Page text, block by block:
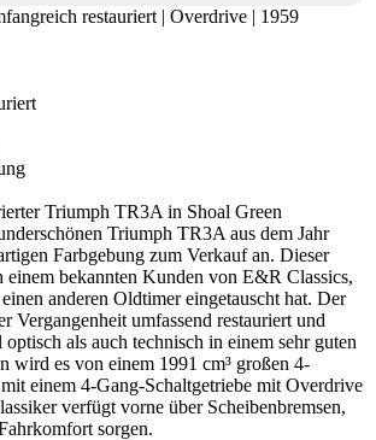
restauriert | Overdrive | 1959
Triumph TR3A in Shoal Green
Triumph TR3A aus dem Jahr
Farbgebung zum Verkauf an. Dieser
einem bekannten Kunden von E&R Classics,
anderen Oldtimer eingetauscht hat. Der
Vergangenheit umfassend restauriert und
als auch technisch in einem sehr guten
wird es von einem 1991 cm³ großen 4-
einem 4-Gang-Schaltgetriebe mit Overdrive
verfügt vorne über Scheibenbremsen,
sorgen.